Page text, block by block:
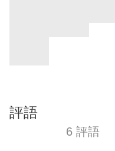
評語
6 評語